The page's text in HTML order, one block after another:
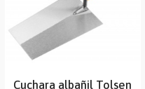
Cuchara albañil Tolsen